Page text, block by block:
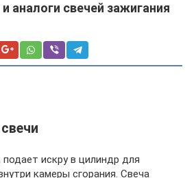
аналоги свечей зажигания
подает искру в цилиндр для
камеры сгорания. Свеча